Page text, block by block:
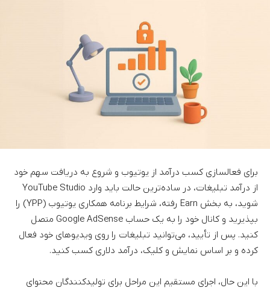
برای فعالسازی کسب درآمد از یوتیوب و شروع به دریافت سهم خود
از درآمد تبلیغات، در ساده‌ترین حالت باید وارد YouTube Studio
شوید، به بخش Earn رفته، شرایط برنامه همکاری یوتیوب (YPP) را
بپذیرید و کانال خود را به یک حساب Google AdSense متصل
کنید. پس از تأیید، می‌توانید تبلیغات را روی ویدیوهای خود فعال
کرده و بر اساس نمایش و کلیک، درآمد دلاری کسب کنید.
با این حال، اجرای مستقیم این مراحل برای تولیدکنندگان محتوای